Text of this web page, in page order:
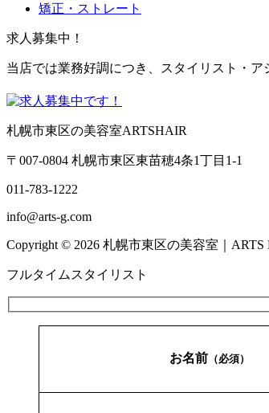
矯正・ストレート
求人募集中！
当店では業務好調につき、スタイリスト・
札幌市東区の美容室ARTSHAIR
〒007-0804 札幌市東区東苗穂4条1丁目1-1
011-783-1222
info@arts-g.com
Copyright © 2026 札幌市東区の美容室｜
フルタイムスタイリスト
お名前（必須）